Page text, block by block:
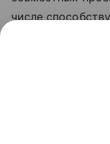
числе
укрепления
"Реализовано
всех регионах